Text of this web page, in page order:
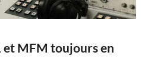
MFM toujours en